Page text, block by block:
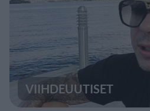
VIIHDEUUTISET